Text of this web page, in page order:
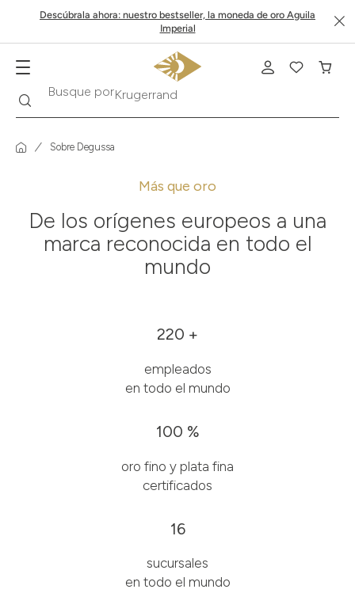
Descúbrala ahora: nuestro bestseller, la moneda de oro Aguila
Imperial
Busque porKrugerrand
Sobre Degussa
Más que oro
De los orígenes europeos a una
marca reconocida en todo el
mundo
220 +
empleados
en todo el mundo
100 %
oro fino y plata fina
certificados
16
sucursales
en todo el mundo